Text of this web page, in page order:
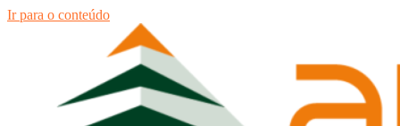
Ir para o conteúdo